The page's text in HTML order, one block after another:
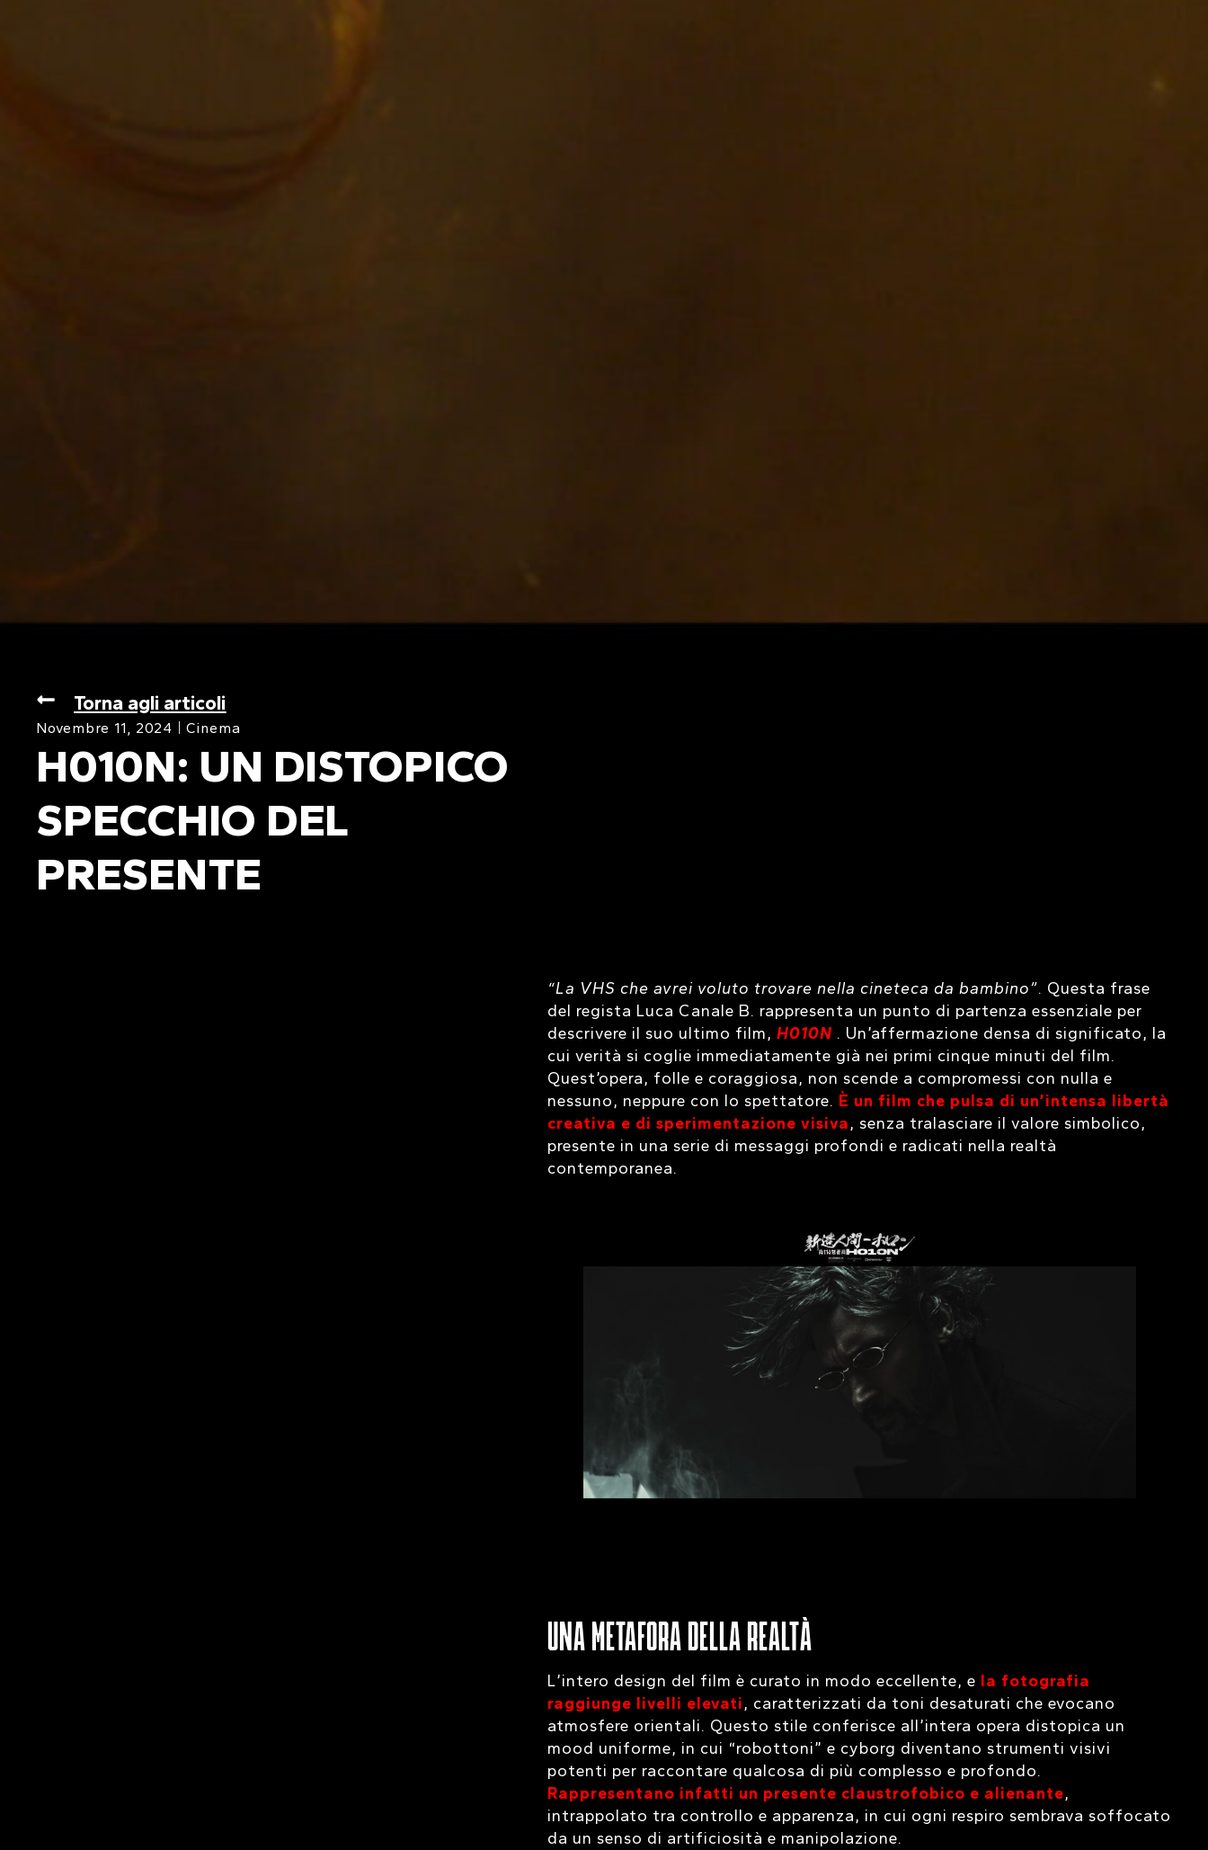
Torna agli articoli
Novembre 11, 2024 Cinema
H010N: UN DISTOPICO
SPECCHIO DEL
PRESENTE
“La VHS che avrei voluto trovare nella cineteca da bambino”. Questa frase
del regista Luca Canale B. rappresenta un punto di partenza essenziale per
descrivere il suo ultimo film, H010N . Un’affermazione densa di significato, la
cui verità si coglie immediatamente già nei primi cinque minuti del film.
Quest’opera, folle e coraggiosa, non scende a compromessi con nulla e
nessuno, neppure con lo spettatore. È un film che pulsa di un’intensa libertà
creativa e di sperimentazione visiva, senza tralasciare il valore simbolico,
presente in una serie di messaggi profondi e radicati nella realtà
contemporanea.
UNA METAFORA DELLA REALTÀ
L’intero design del film è curato in modo eccellente, e la fotografia
raggiunge livelli elevati, caratterizzati da toni desaturati che evocano
atmosfere orientali. Questo stile conferisce all’intera opera distopica un
mood uniforme, in cui “robottoni” e cyborg diventano strumenti visivi
potenti per raccontare qualcosa di più complesso e profondo.
Rappresentano infatti un presente claustrofobico e alienante,
intrappolato tra controllo e apparenza, in cui ogni respiro sembrava soffocato
da un senso di artificiosità e manipolazione.